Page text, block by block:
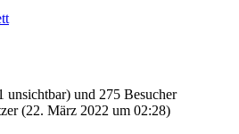
unsichtbar) und 275 Besucher
(22. März 2022 um 02:28)